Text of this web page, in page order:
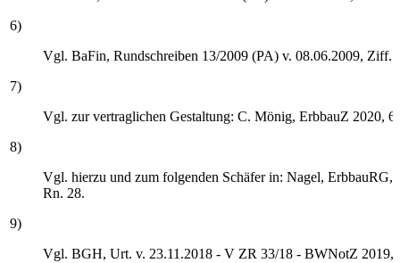
6)
Vgl. BaFin, Rundschreiben 13/2009 (PA) v. 08.06.2009, Ziff.
7)
Vgl. zur vertraglichen Gestaltung: C. Mönig, ErbbauZ 2020,
8)
Vgl. hierzu und zum folgenden Schäfer in: Nagel, ErbbauRG,
Rn. 28.
9)
Vgl. BGH, Urt. v. 23.11.2018 - V ZR 33/18 - BWNotZ 2019,